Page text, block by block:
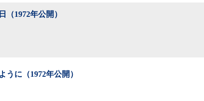
（1972年公開）
うに（1972年公開）